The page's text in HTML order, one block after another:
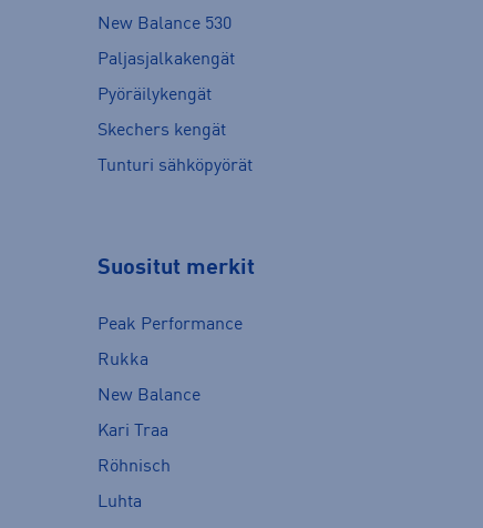
New Balance 530
Paljasjalkakengät
Pyöräilykengät
Skechers kengät
Tunturi sähköpyörät
Suositut merkit
Peak Performance
Rukka
New Balance
Kari Traa
Röhnisch
Luhta